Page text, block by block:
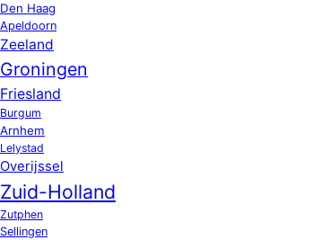
Den Haag
Apeldoorn
Zeeland
Groningen
Friesland
Burgum
Arnhem
Lelystad
Overijssel
Zuid-Holland
Zutphen
Sellingen